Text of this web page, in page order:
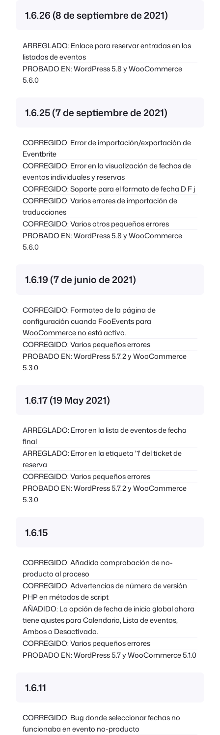
1.6.26 (8 de septiembre de 2021)
ARREGLADO: Enlace para reservar entradas en los
listados de eventos
PROBADO EN: WordPress 5.8 y WooCommerce
5.6.0
1.6.25 (7 de septiembre de 2021)
CORREGIDO: Error de importación/exportación de
Eventbrite
CORREGIDO: Error en la visualización de fechas de
eventos individuales y reservas
CORREGIDO: Soporte para el formato de fecha D F j
CORREGIDO: Varios errores de importación de
traducciones
CORREGIDO: Varios otros pequeños errores
PROBADO EN: WordPress 5.8 y WooCommerce
5.6.0
1.6.19 (7 de junio de 2021)
CORREGIDO: Formateo de la página de
configuración cuando FooEvents para
WooCommerce no está activo.
CORREGIDO: Varios pequeños errores
PROBADO EN: WordPress 5.7.2 y WooCommerce
5.3.0
1.6.17 (19 May 2021)
ARREGLADO: Error en la lista de eventos de fecha
final
ARREGLADO: Error en la etiqueta '1' del ticket de
reserva
CORREGIDO: Varios pequeños errores
PROBADO EN: WordPress 5.7.2 y WooCommerce
5.3.0
1.6.15
CORREGIDO: Añadida comprobación de no-
producto al proceso
CORREGIDO: Advertencias de número de versión
PHP en métodos de script
AÑADIDO: La opción de fecha de inicio global ahora
tiene ajustes para Calendario, Lista de eventos,
Ambos o Desactivado.
CORREGIDO: Varios pequeños errores
PROBADO EN: WordPress 5.7 y WooCommerce 5.1.0
1.6.11
CORREGIDO: Bug donde seleccionar fechas no
funcionaba en evento no-producto